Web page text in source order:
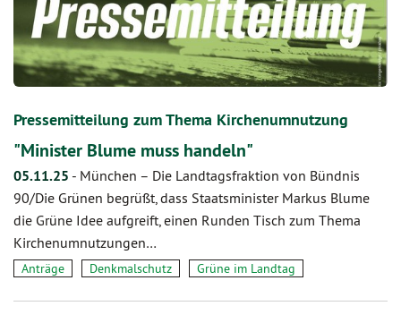
Pressemitteilung zum Thema Kirchenumnutzung
"Minister Blume muss handeln"
05.11.25 - München – Die Landtagsfraktion von Bündnis
90/Die Grünen begrüßt, dass Staatsminister Markus Blume
die Grüne Idee aufgreift, einen Runden Tisch zum Thema
Kirchenumnutzungen…
Anträge Denkmalschutz Grüne im Landtag